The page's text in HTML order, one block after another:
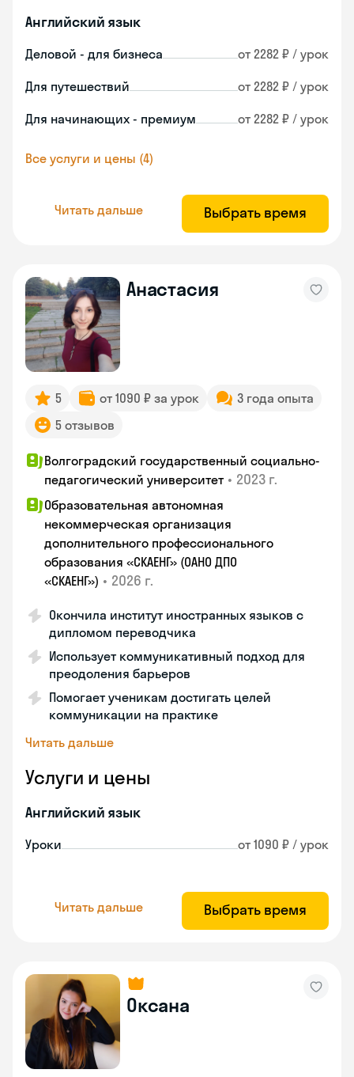
Английский язык
Деловой - для бизнеса от 2282 ₽ / урок
Для путешествий от 2282 ₽ / урок
Для начинающих - премиум от 2282 ₽ / урок
Все услуги и цены (4)
Читать дальше Выбрать время
Анастасия
5 от 1090 ₽ за урок
3 года опыта
5 отзывов
Волгоградский государственный социально-
педагогический университет • 2023 г.
Образовательная автономная
некоммерческая организация
дополнительного профессионального
образования «СКАЕНГ» (ОАНО ДПО
«СКАЕНГ») • 2026 г.
Окончила институт иностранных языков с
дипломом переводчика
Использует коммуникативный подход для
преодоления барьеров
Помогает ученикам достигать целей
коммуникации на практике
Читать дальше
Услуги и цены
Английский язык
Уроки от 1090 ₽ / урок
Читать дальше Выбрать время
Оксана